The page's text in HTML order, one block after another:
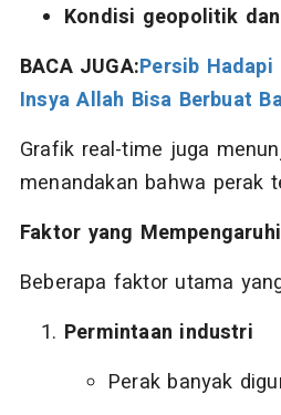
Kondisi geopolitik
BACA JUGA:Persib
Insya Allah Bisa Berbuat
Grafik real-time juga
menandakan bahwa perak
Faktor yang
Beberapa faktor utama
Permintaan industri
Perak banyak